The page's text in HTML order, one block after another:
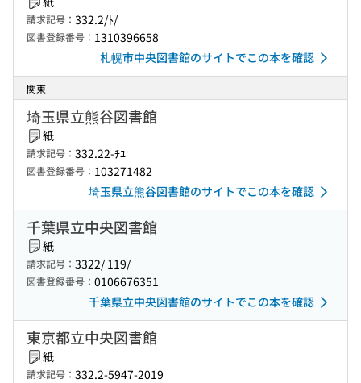
請求記号： 332.2/ﾄ/
図書登録番号： 1310396658
札幌市中央図書館のサイトでこの本を確認
関東
埼玉県立熊谷図書館
紙
請求記号： 332.22-ﾁﾕ
図書登録番号： 103271482
埼玉県立熊谷図書館のサイトでこの本を確認
千葉県立中央図書館
紙
請求記号： 3322/ 119/
図書登録番号： 0106676351
千葉県立中央図書館のサイトでこの本を確認
東京都立中央図書館
紙
請求記号： 332.2-5947-2019